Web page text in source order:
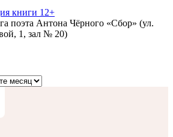
книги 12+
поэта Антона Чёрного «Сбор» (ул.
1, зал № 20)